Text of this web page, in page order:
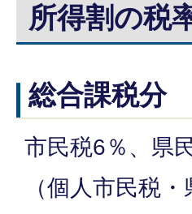
所得割の税
総合課税分
市民税6％、県
（個人市民税